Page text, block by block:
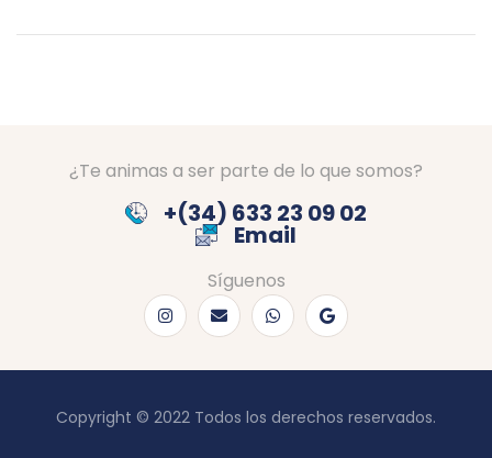
¿Te animas a ser parte de lo que somos?
+(34) 633 23 09 02
Email
Síguenos
Copyright © 2022 Todos los derechos reservados.